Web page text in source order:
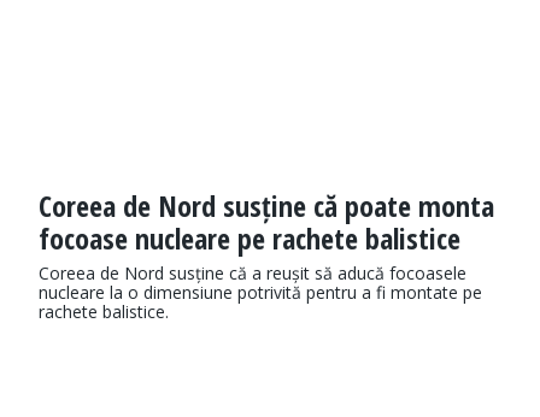
Coreea de Nord susține că poate monta
focoase nucleare pe rachete balistice
Coreea de Nord susține că a reușit să aducă focoasele
nucleare la o dimensiune potrivită pentru a fi montate pe
rachete balistice.